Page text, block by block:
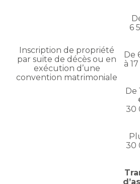
Inscription de propriété
par suite de décès ou en
exécution d’une
convention matrimoniale
6
De
à
De
30
30